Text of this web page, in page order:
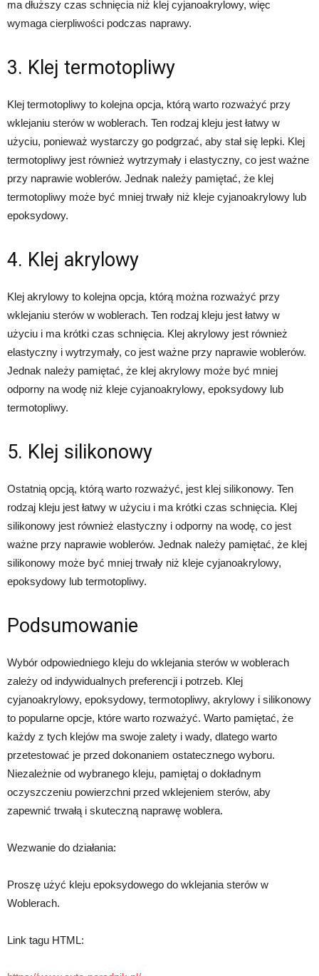
ma dłuższy czas schnięcia niż klej cyjanoakrylowy, więc
wymaga cierpliwości podczas naprawy.
3. Klej termotopliwy
Klej termotopliwy to kolejna opcja, którą warto rozważyć przy
wklejaniu sterów w woblerach. Ten rodzaj kleju jest łatwy w
użyciu, ponieważ wystarczy go podgrzać, aby stał się lepki. Klej
termotopliwy jest również wytrzymały i elastyczny, co jest ważne
przy naprawie woblerów. Jednak należy pamiętać, że klej
termotopliwy może być mniej trwały niż kleje cyjanoakrylowy lub
epoksydowy.
4. Klej akrylowy
Klej akrylowy to kolejna opcja, którą można rozważyć przy
wklejaniu sterów w woblerach. Ten rodzaj kleju jest łatwy w
użyciu i ma krótki czas schnięcia. Klej akrylowy jest również
elastyczny i wytrzymały, co jest ważne przy naprawie woblerów.
Jednak należy pamiętać, że klej akrylowy może być mniej
odporny na wodę niż kleje cyjanoakrylowy, epoksydowy lub
termotopliwy.
5. Klej silikonowy
Ostatnią opcją, którą warto rozważyć, jest klej silikonowy. Ten
rodzaj kleju jest łatwy w użyciu i ma krótki czas schnięcia. Klej
silikonowy jest również elastyczny i odporny na wodę, co jest
ważne przy naprawie woblerów. Jednak należy pamiętać, że klej
silikonowy może być mniej trwały niż kleje cyjanoakrylowy,
epoksydowy lub termotopliwy.
Podsumowanie
Wybór odpowiedniego kleju do wklejania sterów w woblerach
zależy od indywidualnych preferencji i potrzeb. Klej
cyjanoakrylowy, epoksydowy, termotopliwy, akrylowy i silikonowy
to popularne opcje, które warto rozważyć. Warto pamiętać, że
każdy z tych klejów ma swoje zalety i wady, dlatego warto
przetestować je przed dokonaniem ostatecznego wyboru.
Niezależnie od wybranego kleju, pamiętaj o dokładnym
oczyszczeniu powierzchni przed wklejeniem sterów, aby
zapewnić trwałą i skuteczną naprawę woblera.
Wezwanie do działania:
Proszę użyć kleju epoksydowego do wklejania sterów w
Woblerach.
Link tagu HTML: